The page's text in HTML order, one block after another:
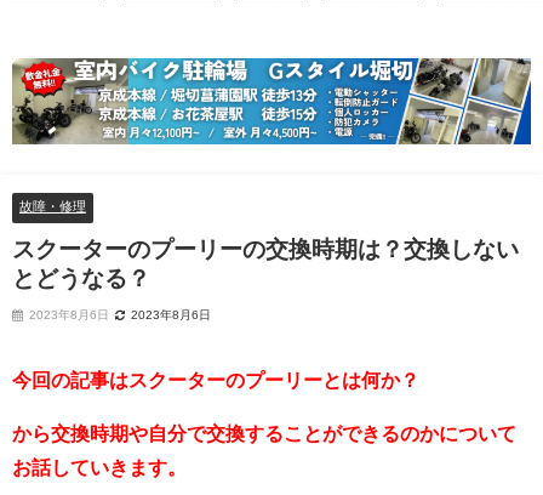
故障・修理
スクーターのプーリーの交換時期は？交換しない
とどうなる？
2023年8月6日 2023年8月6日
今回の記事はスクーターのプーリーとは何か？
から交換時期や自分で交換することができるのかについて
お話していきます。